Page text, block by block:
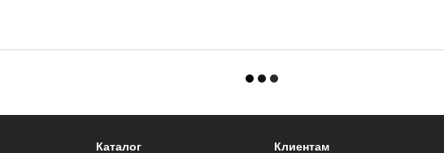
Каталог Клиентам